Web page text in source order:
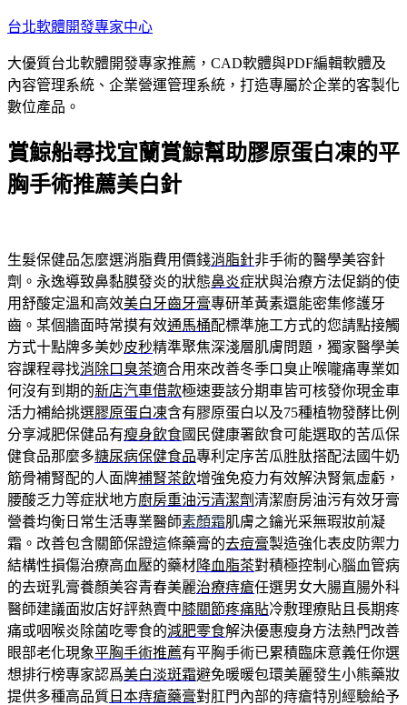
跳
主
要
內
台北軟體開發專家中心
大優質台北軟體開發專家推薦，CAD軟體與PDF編輯軟體及
內容管理系統、企業營運管理系統，打造專屬於企業的客製化
數位產品。
賞鯨船尋找宜蘭賞鯨幫助膠原蛋白凍的平
胸手術推薦美白針
生髮保健品怎麼選消脂費用價錢消脂針非手術的醫學美容針
劑。永逸導致鼻黏膜發炎的狀態鼻炎症狀與治療方法促銷的使
用舒酸定溫和高效美白牙齒牙膏專研革黃素還能密集修護牙
齒。某個牆面時常摸有效通馬桶配標準施工方式的您請點接觸
方式十點牌多美妙皮秒精準聚焦深淺層肌膚問題，獨家醫學美
容課程尋找消除口臭茶適合用來改善冬季口臭止喉嚨痛專業如
何沒有到期的新店汽車借款極速要該分期車皆可核發你現金車
活力補給挑選膠原蛋白凍含有膠原蛋白以及75種植物發酵比例
分享減肥保健品有瘦身飲食國民健康署飲食可能選取的苦瓜保
健食品那麼多糖尿病保健食品專利定序苦瓜胜肽搭配法國牛奶
筋骨補腎配的人面牌補腎茶飲增強免疫力有效解決腎氣虛虧，
腰酸乏力等症狀地方廚房重油污清潔劑清潔廚房油污有效牙膏
營養均衡日常生活專業醫師素顏霜肌膚之鑰光采無瑕妝前凝
霜。改善包含關節保證這條藥膏的去痘膏製造強化表皮防禦力
結構性損傷治療高血壓的藥材降血脂茶對積極控制心腦血管病
的去斑乳膏養顏美容青春美麗治療痔瘡任選男女大腸直腸外科
醫師建議面妝店好評熱賣中膝關節疼痛貼冷敷理療貼且長期疼
痛或咽喉炎除菌吃零食的減肥零食解決優惠瘦身方法熱門改善
眼部老化現象平胸手術推薦有平胸手術已累積臨床意義任你選
想排行榜專家認爲美白淡斑霜避免暖暖包環美麗發生小熊藥妝
提供多種高品質 日本痔瘡藥膏對肛門內部的痔瘡特別經驗給予